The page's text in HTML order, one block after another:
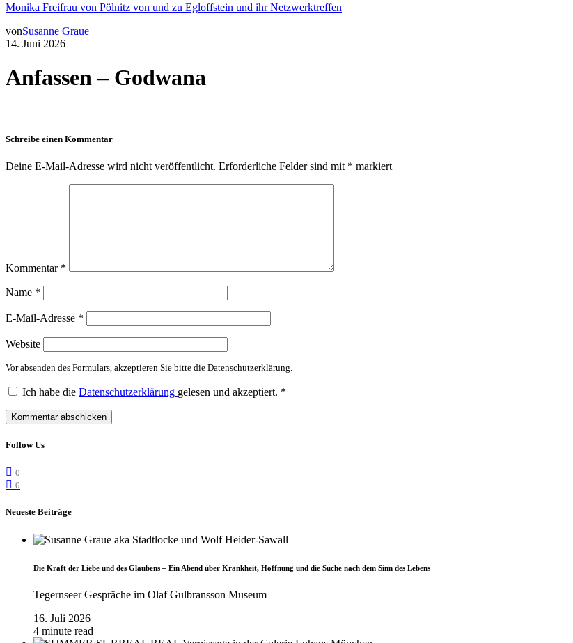
Monika Freifrau von Pölnitz von und zu Egloffstein und ihr Netzwerktreffen
vonSusanne Graue
14. Juni 2026
Anfassen – Godwana
Schreibe einen Kommentar
Deine E-Mail-Adresse wird nicht veröffentlicht. Erforderliche Felder sind mit * markiert
Kommentar *
Name *
E-Mail-Adresse *
Website
Vor absenden des Formulars, akzeptieren Sie bitte die Datenschutzerklärung.
Ich habe die Datenschutzerklärung gelesen und akzeptiert. *
Follow Us
0
0
Neueste Beiträge
Die Kraft der Liebe und des Glaubens – Ein Abend über Krankheit, Hoffnung und die Suche nach dem Sinn des Lebens
Tegernseer Gespräche im Olaf Gulbransson Museum
16. Juli 2026
4 minute read